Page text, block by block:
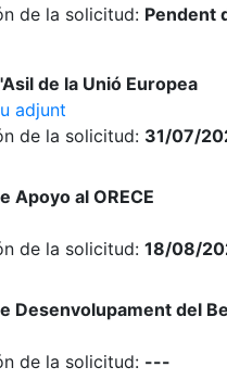
de la solicitud: Pendent
de la Unió Europea
adjunt
de la solicitud: 31/07/
Apoyo al ORECE
de la solicitud: 18/08/
Desenvolupament del
de la solicitud: ---